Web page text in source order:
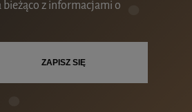
z informacjami o
ZAPISZ SIĘ